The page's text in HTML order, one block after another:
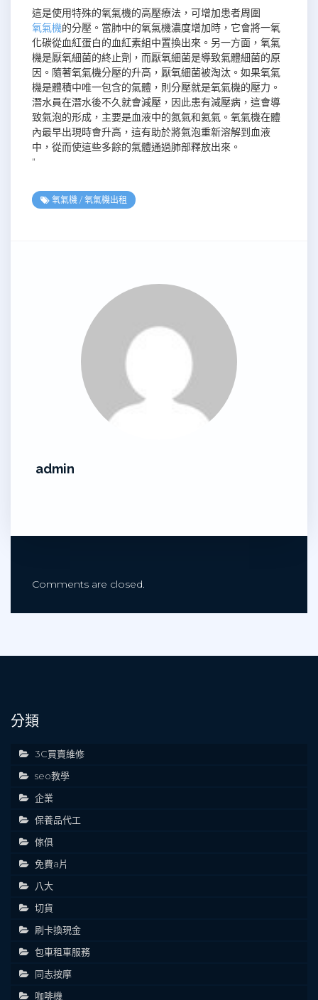
這是使用特殊的氧氣機的高壓療法，可增加患者周圍
氧氣機的分壓。當肺中的氧氣機濃度增加時，它會將一氧
化碳從血紅蛋白的血紅素組中置換出來。另一方面，氧氣
機是厭氧細菌的終止劑，而厭氧細菌是導致氣體細菌的原
因。隨著氧氣機分壓的升高，厭氧細菌被淘汰。如果氧氣
機是體積中唯一包含的氣體，則分壓就是氧氣機的壓力。
潛水員在潛水後不久就會減壓，因此患有減壓病，這會導
致氣泡的形成，主要是血液中的氮氣和氦氣。氧氣機在體
內最早出現時會升高，這有助於將氣泡重新溶解到血液
中，從而使這些多餘的氣體通過肺部釋放出來。
“
氧氣機 / 氧氣機出租
admin
Comments are closed.
分類
3C買賣維修
seo教學
企業
保養品代工
傢俱
免費a片
八大
切貨
刷卡換現金
包車租車服務
同志按摩
咖啡機